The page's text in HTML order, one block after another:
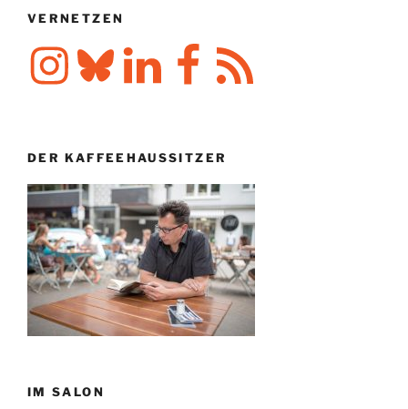
VERNETZEN
InstagramBlueskyLinkedIn FacebookRSS-
Feed
DER KAFFEEHAUSSITZER
IM SALON